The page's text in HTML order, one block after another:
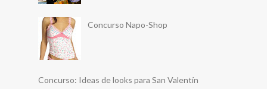
Concurso Napo-Shop
Concurso: Ideas de looks para San Valentín